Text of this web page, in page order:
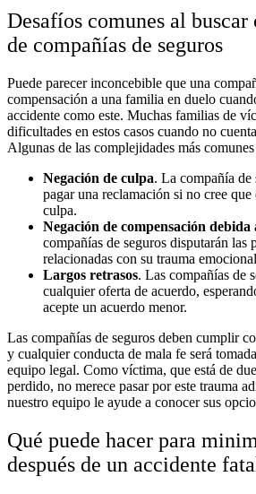
Desafíos comunes al buscar
de compañías de seguros
Puede parecer inconcebible que una
compensación a una familia en duelo
accidente como este. Muchas familias de
dificultades en estos casos cuando no
Algunas de las complejidades más
Negación de culpa. La compañía de
pagar una reclamación si no cree
culpa.
Negación de compensación debida
compañías de seguros disputarán las
relacionadas con su trauma
Largos retrasos. Las compañías de
cualquier oferta de acuerdo,
acepte un acuerdo menor.
Las compañías de seguros deben cumplir
y cualquier conducta de mala fe será
equipo legal. Como víctima, que está de
perdido, no merece pasar por este trauma
nuestro equipo le ayude a conocer sus
Qué puede hacer para
después de un accidente